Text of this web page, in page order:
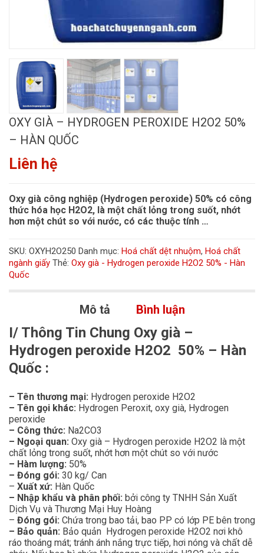
OXY GIÀ – HYDROGEN PEROXIDE H2O2 50%
– HÀN QUỐC
Liên hệ
Oxy già công nghiệp (Hydrogen peroxide) 50% có công
thức hóa học H2O2, là một chất lỏng trong suốt, nhớt
hơn một chút so với nước, có các thuộc tính …
SKU: OXYH2O250 Danh mục: Hoá chất dệt nhuộm, Hoá chất
ngành giấy Thẻ: Oxy già - Hydrogen peroxide H2O2 50% - Hàn
Quốc
Mô tả Bình luận
I/ Thông Tin Chung Oxy già –
Hydrogen peroxide H2O2 50% – Hàn
Quốc :
– Tên thương mại: Hydrogen peroxide H2O2
– Tên gọi khác: Hydrogen Peroxit, oxy già, Hydrogen
peroxide
– Công thức: Na2CO3
– Ngoại quan: Oxy già – Hydrogen peroxide H2O2 là một
chất lỏng trong suốt, nhớt hơn một chút so với nước
– Hàm lượng: 50%
– Đóng gói: 30 kg/ Can
– Xuất xứ: Hàn Quốc
– Nhập khẩu và phân phối: bởi công ty TNHH Sản Xuất
Dịch Vụ và Thương Mại Huy Hoàng
– Đóng gói: Chứa trong bao tải, bao PP có lớp PE bên trong
– Bảo quản: Bảo quản Hydrogen peroxide H2O2 nơi khô
ráo thoáng mát; tránh ánh nắng trực tiếp, hơi nóng và chất dễ